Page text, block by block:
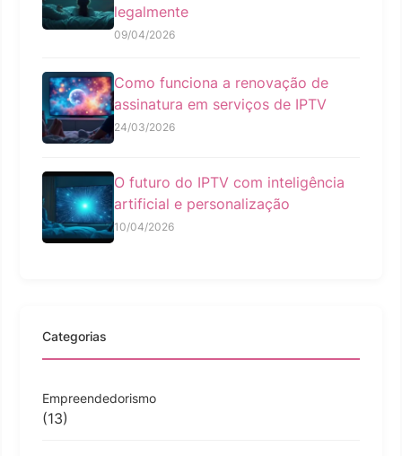
legalmente
09/04/2026
Como funciona a renovação de
assinatura em serviços de IPTV
24/03/2026
O futuro do IPTV com inteligência
artificial e personalização
10/04/2026
Categorias
Empreendedorismo
(13)